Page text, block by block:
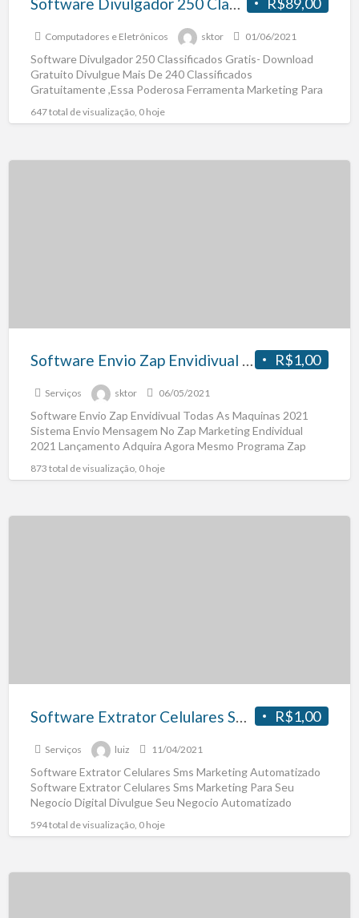
Computadores e Eletrônicos sktor 01/06/2021
Software Divulgador 250 Classificados Gratis- Download
Gratuito Divulgue Mais De 240 Classificados
Gratuitamente ,Essa Poderosa Ferramenta Marketing Para
Adquira Agora Mesmo […]
647 total de visualização, 0 hoje
R$1,00
Software Envio Zap Envidivual Todas As Maquinas 2021
Serviços sktor 06/05/2021
Software Envio Zap Envidivual Todas As Maquinas 2021
Sistema Envio Mensagem No Zap Marketing Endividual
2021 Lançamento Adquira Agora Mesmo Programa Zap
873 total de visualização, 0 hoje
R$1,00
Serviços luiz 11/04/2021
Software Extrator Celulares Sms Marketing Automatizado
Software Extrator Celulares Sms Marketing Para Seu
Negocio Digital Divulgue Seu Negocio Automatizado
594 total de visualização, 0 hoje